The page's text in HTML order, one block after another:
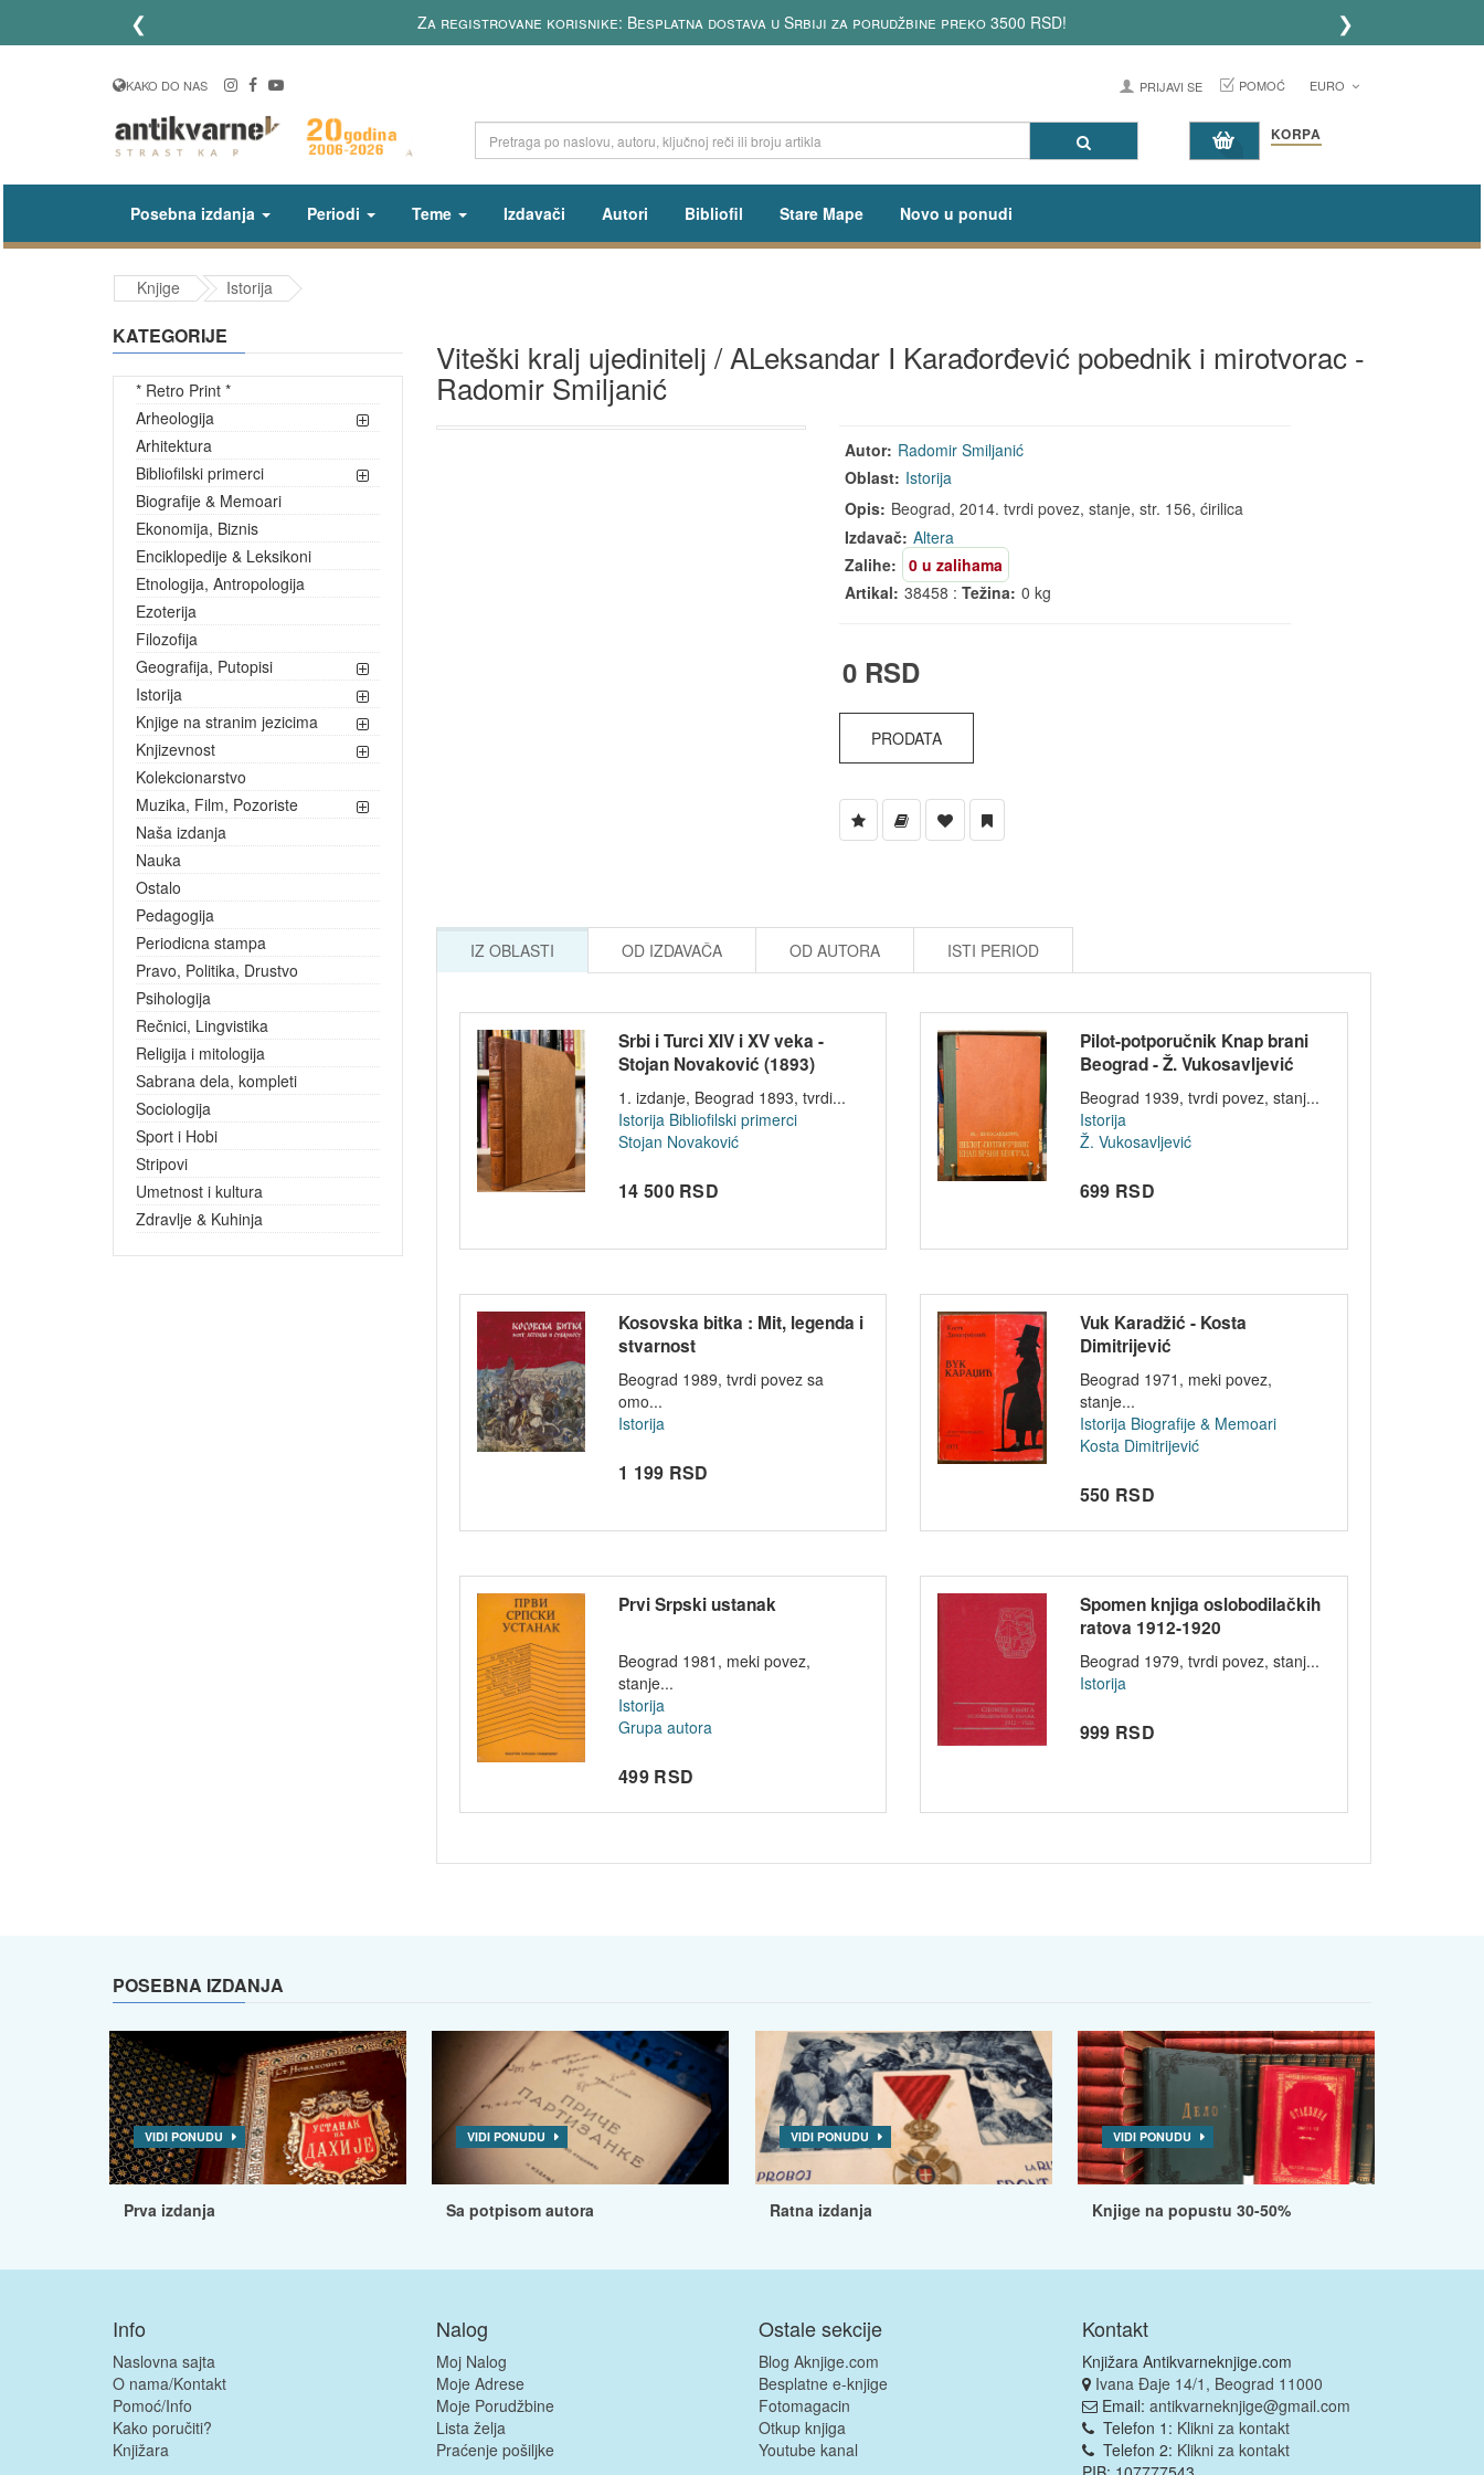
❮ Za registrovane korisnike: Besplatna dostava u Srbiji za porudžbine preko 3500 RSD! ❯
KAKO DO NAS PRIJAVI SE POMOĆ EURO
KORPA
Posebna izdanja Periodi Teme Izdavači Autori Bibliofil Stare Mape Novo u ponudi
Knjige Istorija
KATEGORIJE
* Retro Print *
Arheologija
Arhitektura
Bibliofilski primerci
Biografije & Memoari
Ekonomija, Biznis
Enciklopedije & Leksikoni
Etnologija, Antropologija
Ezoterija
Filozofija
Geografija, Putopisi
Istorija
Knjige na stranim jezicima
Knjizevnost
Kolekcionarstvo
Muzika, Film, Pozoriste
Naša izdanja
Nauka
Ostalo
Pedagogija
Periodicna stampa
Pravo, Politika, Drustvo
Psihologija
Rečnici, Lingvistika
Religija i mitologija
Sabrana dela, kompleti
Sociologija
Sport i Hobi
Stripovi
Umetnost i kultura
Zdravlje & Kuhinja
Viteški kralj ujedinitelj / ALeksandar I Karađorđević pobednik i mirotvorac -
Radomir Smiljanić
Autor: Radomir Smiljanić
Oblast: Istorija
Opis: Beograd, 2014. tvrdi povez, stanje, str. 156, ćirilica
Izdavač: Altera
Zalihe:
0 u zalihama
Artikal: 38458 :Težina: 0 kg
0 RSD
PRODATA
IZ OBLASTI OD IZDAVAČA OD AUTORA ISTI PERIOD
Srbi i Turci XIV i XV veka -
Stojan Novaković (1893)
1. izdanje, Beograd 1893, tvrdi...
Istorija Bibliofilski primerci
Stojan Novaković
14 500 RSD
Pilot-potporučnik Knap brani
Beograd - Ž. Vukosavljević
1939
Beograd 1939, tvrdi povez, stanj...
Istorija
Ž. Vukosavljević
699 RSD
Kosovska bitka : Mit, legenda i
stvarnost
Beograd 1989, tvrdi povez sa
omo...
Istorija
1 199 RSD
Vuk Karadžić - Kosta
Dimitrijević
Beograd 1971, meki povez,
stanje...
Istorija Biografije & Memoari
Kosta Dimitrijević
550 RSD
Prvi Srpski ustanak
Beograd 1981, meki povez,
stanje...
Istorija
Grupa autora
499 RSD
Spomen knjiga oslobodilačkih
ratova 1912-1920
Beograd 1979, tvrdi povez, stanj...
Istorija
999 RSD
POSEBNA IZDANJA
VIDI PONUDU
Prva izdanja
VIDI PONUDU
Sa potpisom autora
VIDI PONUDU
Ratna izdanja
VIDI PONUDU
Knjige na popustu 30-50%
Info
Naslovna sajta
O nama/Kontakt
Pomoć/Info
Kako poručiti?
Knjižara
Nalog
Moj Nalog
Moje Adrese
Moje Porudžbine
Lista želja
Praćenje pošiljke
Ostale sekcije
Blog Aknjige.com
Besplatne e-knjige
Fotomagacin
Otkup knjiga
Youtube kanal
Kontakt
Knjižara Antikvarneknjige.com
Ivana Đaje 14/1, Beograd 11000
Email: antikvarneknjige@gmail.com
Telefon 1: Klikni za kontakt
Telefon 2: Klikni za kontakt